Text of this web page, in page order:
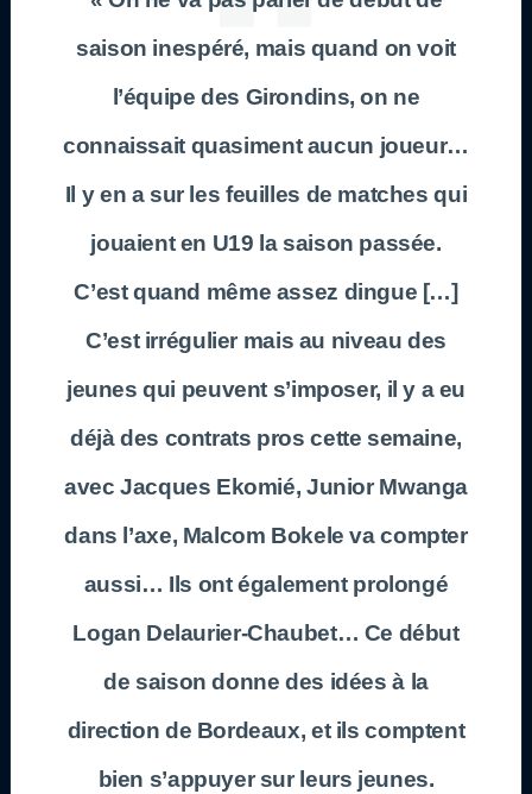
saison inespéré, mais quand on voit
l’équipe des Girondins, on ne
connaissait quasiment aucun joueur…
Il y en a sur les feuilles de matches qui
jouaient en U19 la saison passée.
C’est quand même assez dingue […]
C’est irrégulier mais au niveau des
jeunes qui peuvent s’imposer, il y a eu
déjà des contrats pros cette semaine,
avec Jacques Ekomié, Junior Mwanga
dans l’axe, Malcom Bokele va compter
aussi… Ils ont également prolongé
Logan Delaurier-Chaubet… Ce début
de saison donne des idées à la
direction de Bordeaux, et ils comptent
bien s’appuyer sur leurs jeunes.